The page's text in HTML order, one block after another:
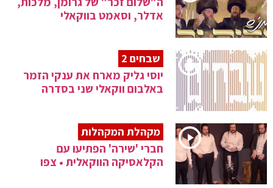
אדלר, וסאמט בווקאלי
שבחים 2
יוסי גליק מארח את ענקי הזמר
באלבום ווקאלי שני בסדרה
מקהלת המקהלות
חברי 'שירה' הפתיעו עם
הקלאסיקה הווקאלית • צפו